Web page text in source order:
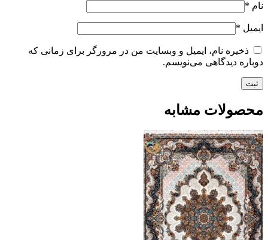
نام *
ایمیل *
ذخیره نام، ایمیل و وبسایت من در مرورگر برای زمانی که
دوباره دیدگاهی می‌نویسم.
محصولات مشابه